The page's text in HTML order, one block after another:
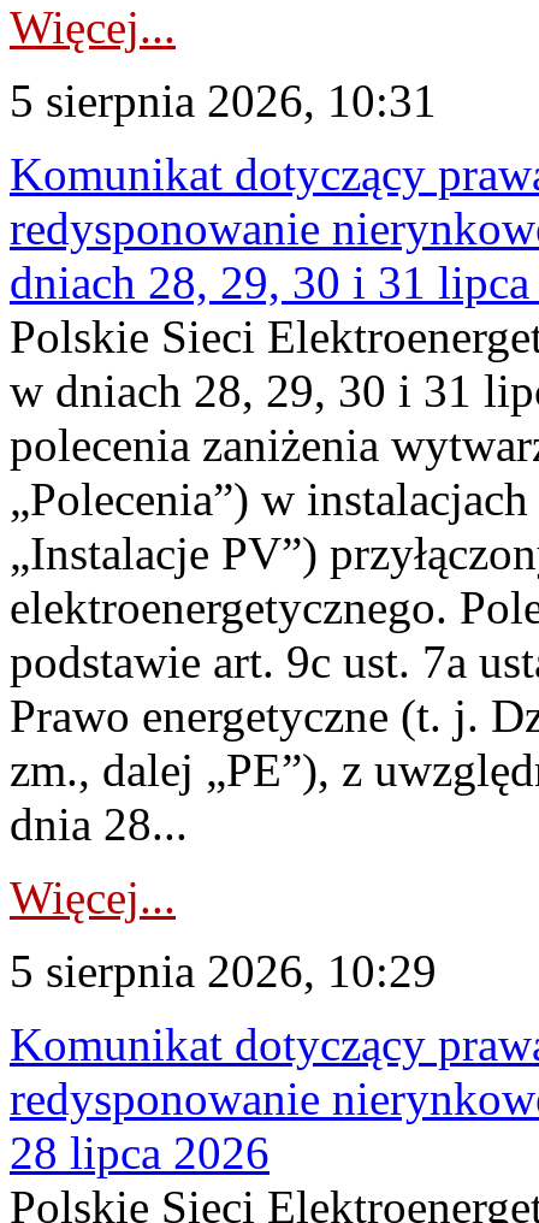
Więcej...
5 sierpnia 2026, 10:31
Komunikat dotyczący
redysponowanie
dniach 28, 29, 30 i 31
Polskie Sieci
w dniach 28, 29, 30 i 31
polecenia zaniżenia
„Polecenia”) w
„Instalacje PV”)
elektroenergetycznego.
podstawie art. 9c ust. 7a
Prawo energetyczne (t. j.
zm., dalej „PE”), z
dnia 28...
Więcej...
5 sierpnia 2026, 10:29
Komunikat dotyczący
redysponowanie
28 lipca 2026
Polskie Sieci